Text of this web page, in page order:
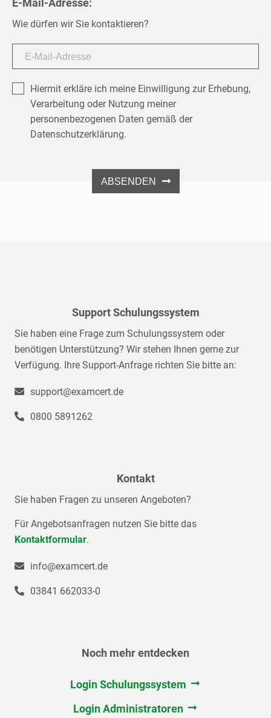
E-Mail-Adresse:
Wie dürfen wir Sie kontaktieren?
Hiermit erkläre ich meine Einwilligung zur Erhebung,
Verarbeitung oder Nutzung meiner
personenbezogenen Daten gemäß der
Datenschutzerklärung.
ABSENDEN
Support Schulungssystem
Sie haben eine Frage zum Schulungssystem oder
benötigen Unterstützung? Wir stehen Ihnen gerne zur
Verfügung. Ihre Support-Anfrage richten Sie bitte an:
support@examcert.de
0800 5891262
Kontakt
Sie haben Fragen zu unseren Angeboten?
Für Angebotsanfragen nutzen Sie bitte das
Kontaktformular.
info@examcert.de
03841 662033-0
Noch mehr entdecken
Login Schulungssystem
Login Administratoren